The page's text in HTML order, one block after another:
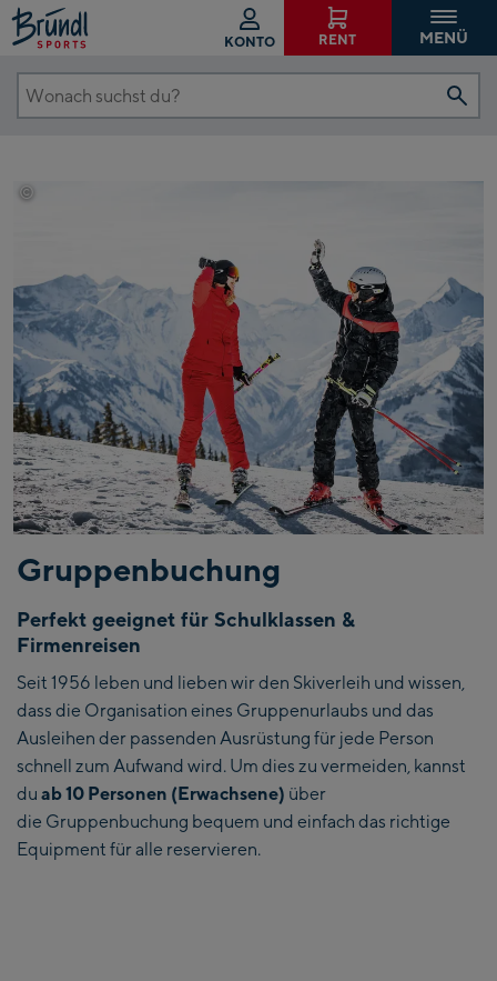
KONTO RENT MENÜ
Wonach
Gruppenbuchung
Perfekt geeignet für Schulklassen &
Firmenreisen
Seit 1956 leben und lieben wir den Skiverleih und wissen,
dass die Organisation eines Gruppenurlaubs und das
Ausleihen der passenden Ausrüstung für jede Person
schnell zum Aufwand wird. Um dies zu vermeiden, kannst
du ab 10 Personen (Erwachsene) über
die Gruppenbuchung bequem und einfach das richtige
Equipment für alle reservieren.
©